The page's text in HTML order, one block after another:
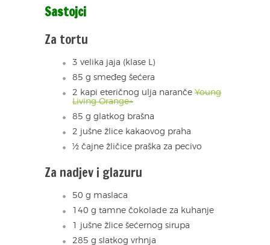
Sastojci
Za tortu
3 velika jaja (klase L)
85 g smeđeg šećera
2 kapi eteričnog ulja naranče Young
Living Orange+
85 g glatkog brašna
2 jušne žlice kakaovog praha
½ čajne žličice praška za pecivo
Za nadjev i glazuru
50 g maslaca
140 g tamne čokolade za kuhanje
1 jušne žlice šećernog sirupa
285 g slatkog vrhnja